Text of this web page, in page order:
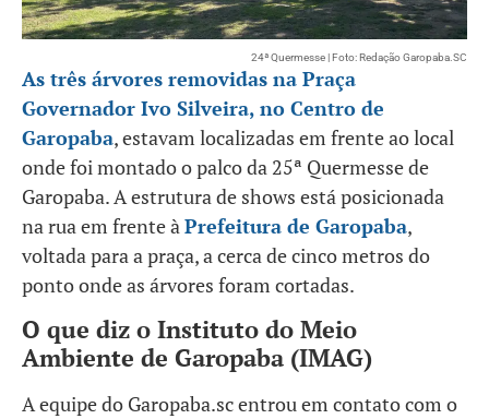
24ª Quermesse | Foto: Redação Garopaba.SC
As três árvores removidas na Praça
Governador Ivo Silveira, no Centro de
Garopaba, estavam localizadas em frente ao local
onde foi montado o palco da 25ª Quermesse de
Garopaba. A estrutura de shows está posicionada
na rua em frente àPrefeitura de Garopaba,
voltada para a praça, a cerca de cinco metros do
ponto onde as árvores foram cortadas.
O que diz o Instituto do Meio
Ambiente de Garopaba (IMAG)
A equipe do Garopaba.sc entrou em contato com o